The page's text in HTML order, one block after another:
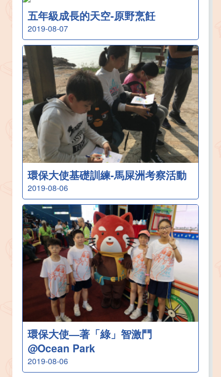
五年級成長的天空-原野烹飪
2019-08-07
環保大使基礎訓練-馬屎洲考察活動
2019-08-06
環保大使—著「綠」智激鬥
@Ocean Park
2019-08-06